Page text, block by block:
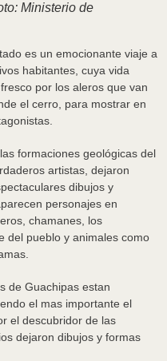
Ministerio de
es un emocionante viaje a
habitantes, cuya vida
por los aleros que van
el cerro, para mostrar en
formaciones geológicas del
artistas, dejaron
dibujos y
personajes en
chamanes, los
del pueblo y animales como
de Guachipas estan
el mas importante el
el descubridor de las
dejaron dibujos y formas